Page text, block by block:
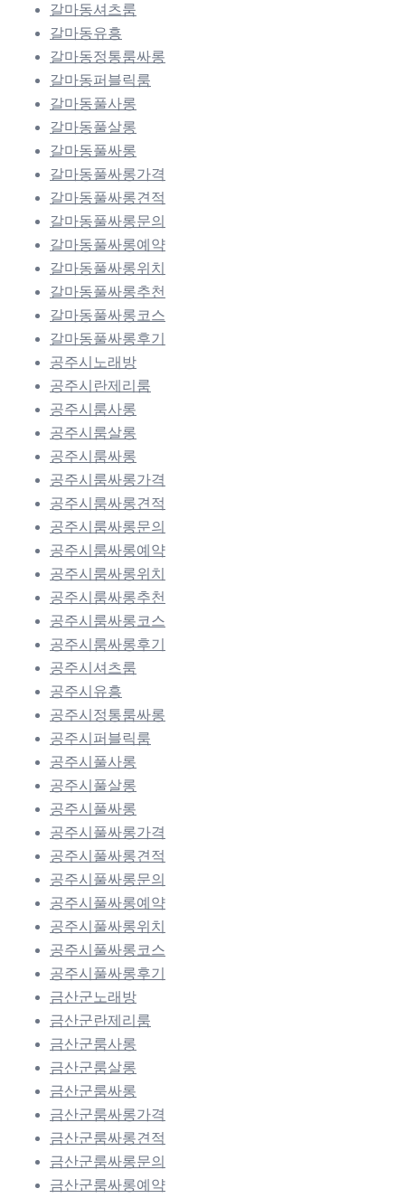
갈마동셔츠룸
갈마동유흥
갈마동정통룸싸롱
갈마동퍼블릭룸
갈마동풀사롱
갈마동풀살롱
갈마동풀싸롱
갈마동풀싸롱가격
갈마동풀싸롱견적
갈마동풀싸롱문의
갈마동풀싸롱예약
갈마동풀싸롱위치
갈마동풀싸롱추천
갈마동풀싸롱코스
갈마동풀싸롱후기
공주시노래방
공주시란제리룸
공주시룸사롱
공주시룸살롱
공주시룸싸롱
공주시룸싸롱가격
공주시룸싸롱견적
공주시룸싸롱문의
공주시룸싸롱예약
공주시룸싸롱위치
공주시룸싸롱추천
공주시룸싸롱코스
공주시룸싸롱후기
공주시셔츠룸
공주시유흥
공주시정통룸싸롱
공주시퍼블릭룸
공주시풀사롱
공주시풀살롱
공주시풀싸롱
공주시풀싸롱가격
공주시풀싸롱견적
공주시풀싸롱문의
공주시풀싸롱예약
공주시풀싸롱위치
공주시풀싸롱코스
공주시풀싸롱후기
금산군노래방
금산군란제리룸
금산군룸사롱
금산군룸살롱
금산군룸싸롱
금산군룸싸롱가격
금산군룸싸롱견적
금산군룸싸롱문의
금산군룸싸롱예약